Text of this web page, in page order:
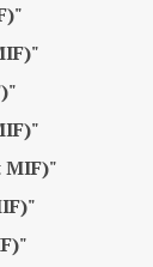
MIF)"